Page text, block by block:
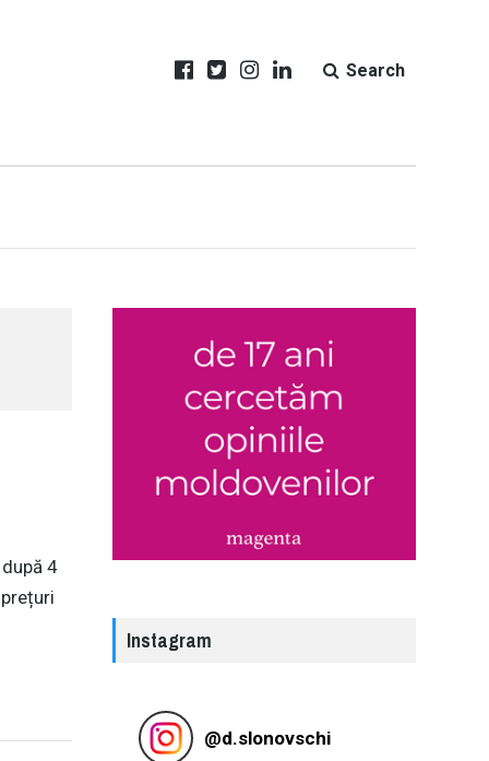
Search
4
Instagram
@d.slonovschi